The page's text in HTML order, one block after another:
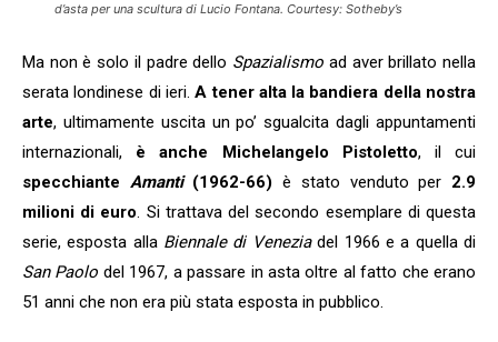
d’asta per una scultura di Lucio Fontana. Courtesy: Sotheby’s
Ma non è solo il padre dello Spazialismo ad aver brillato nella
serata londinese di ieri. A tener alta la bandiera della nostra
arte, ultimamente uscita un po’ sgualcita dagli appuntamenti
internazionali, è anche Michelangelo Pistoletto, il cui
specchiante Amanti(1962-66) è stato venduto per 2.9
milioni di euro. Si trattava del secondo esemplare di questa
serie, esposta alla Biennale di Veneziadel 1966 e a quella di
San Paolo del 1967, a passare in asta oltre al fatto che erano
51 anni che non era più stata esposta in pubblico.